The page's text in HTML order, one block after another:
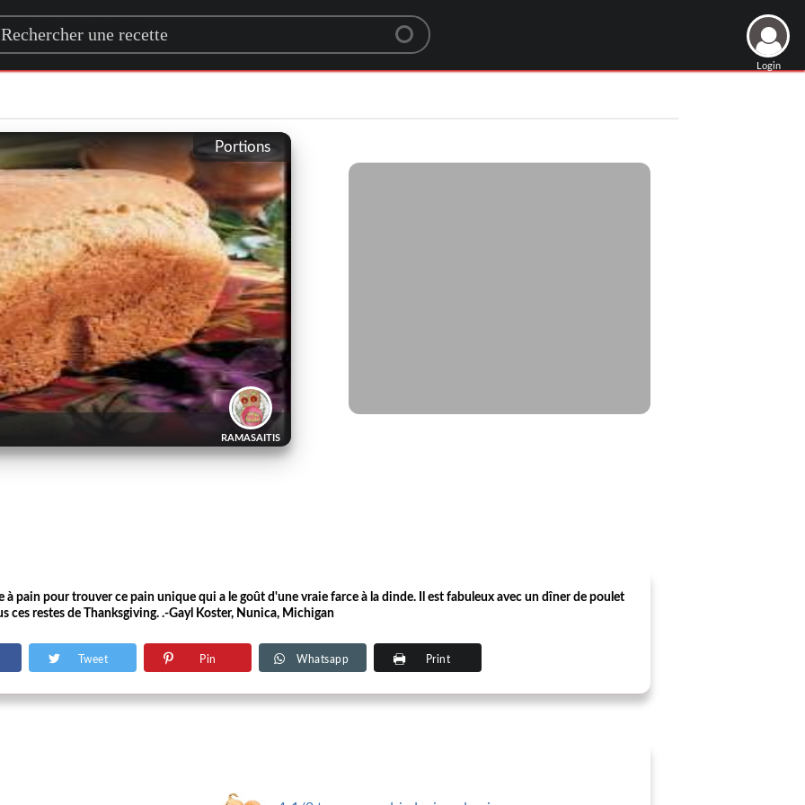
for a recipe
Login
Portions
RAMASAITIS
pain pour trouver ce pain unique qui a le goût d'une vraie farce à la dinde. Il est fabuleux avec un dîner de poulet
ces restes de Thanksgiving. .-Gayl Koster, Nunica, Michigan
Tweet Pin Whatsapp Print